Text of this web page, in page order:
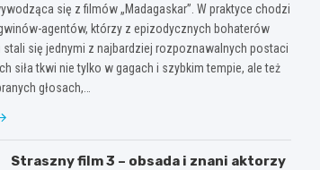
się z filmów „Madagaskar”. W praktyce chodzi
agentów, którzy z epizodycznych bohaterów
stali się jednymi z najbardziej rozpoznawalnych postaci
siła tkwi nie tylko w gagach i szybkim tempie, ale też
głosach,…
Straszny film 3 – obsada i znani aktorzy